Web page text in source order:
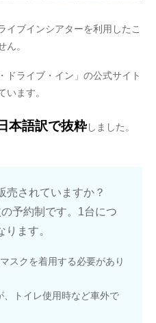
イブインシアターを利用したこ
ん。
ドライブ・イン」の公式サイト
います。
本語訳で抜粋しました。
売されていますか？
予約制です。1台につ
ます。
スクを着用する必要があり
トイレ使用時など車外で